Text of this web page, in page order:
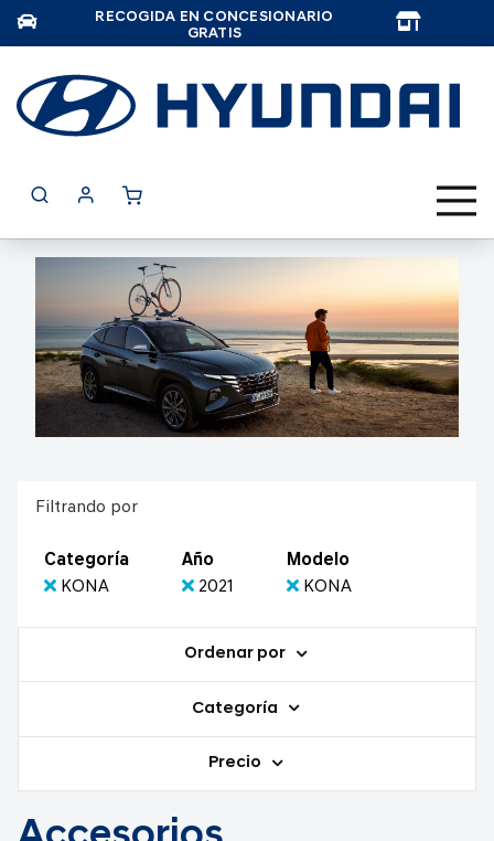
RECOGIDA EN CONCESIONARIO
GRATIS
Filtrando por
Categoría
KONA
Año
2021
Modelo
KONA
Ordenar por
Categoría
Precio